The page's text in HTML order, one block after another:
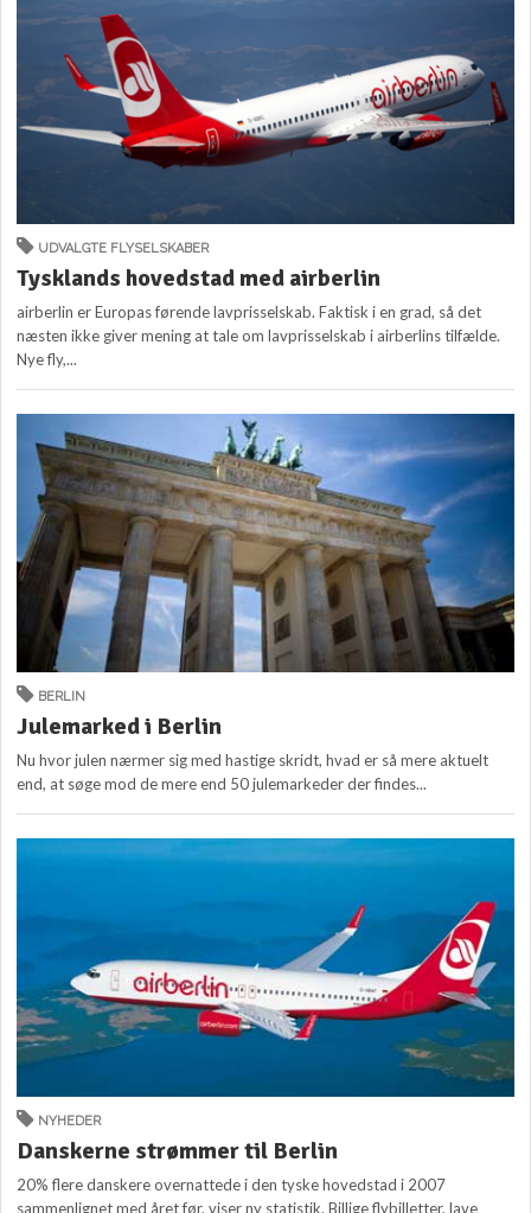
UDVALGTE FLYSELSKABER
Tysklands hovedstad med airberlin
airberlin er Europas førende lavprisselskab. Faktisk i en grad, så det
næsten ikke giver mening at tale om lavprisselskab i airberlins tilfælde.
Nye fly,...
BERLIN
Julemarked i Berlin
Nu hvor julen nærmer sig med hastige skridt, hvad er så mere aktuelt
end, at søge mod de mere end 50 julemarkeder der findes...
NYHEDER
Danskerne strømmer til Berlin
20% flere danskere overnattede i den tyske hovedstad i 2007
sammenlignet med året før, viser ny statistik. Billige flybilletter, lave